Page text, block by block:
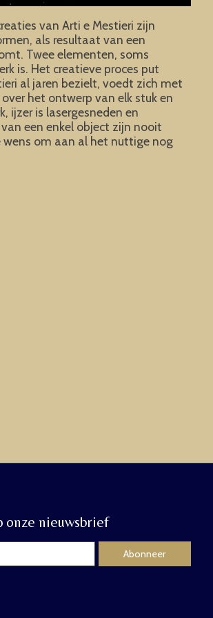
van Arti e Mestieri zijn
als resultaat van een
Twee elementen, soms
is. Het creatieve proces put
al jaren bezielt, voedt zich met
het ontwerp van elk stuk en
ijzer is lasergesneden en
een enkel object zijn nooit
wens om aan al het nuttige nog
onze nieuwsbrief
Abonneer